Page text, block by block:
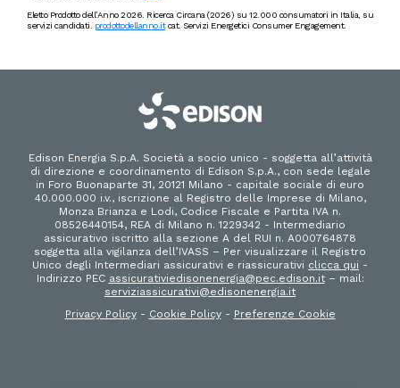
Eletto Prodotto dell’Anno 2026. Ricerca Circana (2026) su 12.000 consumatori in Italia, su
servizi candidati. prodottodellanno.itcat. Servizi Energetici Consumer Engagement.
Edison Energia S.p.A. Società a socio unico - soggetta all’attività
di direzione e coordinamento di Edison S.p.A., con sede legale
in Foro Buonaparte 31, 20121 Milano - capitale sociale di euro
40.000.000 i.v., iscrizione al Registro delle Imprese di Milano,
Monza Brianza e Lodi, Codice Fiscale e Partita IVA n.
08526440154, REA di Milano n. 1229342 - Intermediario
assicurativo iscritto alla sezione A del RUI n. A000764878
soggetta alla vigilanza dell’IVASS – Per visualizzare il Registro
Unico degli Intermediari assicurativi e riassicurativi clicca qui -
Indirizzo PEC assicurativiedisonenergia@pec.edison.it– mail:
serviziassicurativi@edisonenergia.it
Privacy Policy- Cookie Policy- Preferenze Cookie